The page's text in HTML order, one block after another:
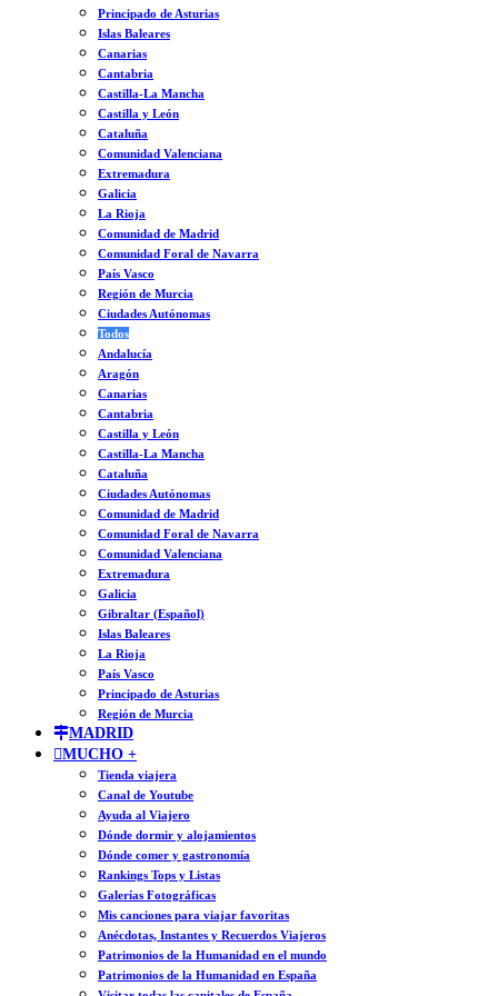
Principado de Asturias
Islas Baleares
Canarias
Cantabria
Castilla-La Mancha
Castilla y León
Cataluña
Comunidad Valenciana
Extremadura
Galicia
La Rioja
Comunidad de Madrid
Comunidad Foral de Navarra
País Vasco
Región de Murcia
Ciudades Autónomas
Todos
Andalucía
Aragón
Canarias
Cantabria
Castilla y León
Castilla-La Mancha
Cataluña
Ciudades Autónomas
Comunidad de Madrid
Comunidad Foral de Navarra
Comunidad Valenciana
Extremadura
Galicia
Gibraltar (Español)
Islas Baleares
La Rioja
País Vasco
Principado de Asturias
Región de Murcia
MADRID
MUCHO +
Tienda viajera
Canal de Youtube
Ayuda al Viajero
Dónde dormir y alojamientos
Dónde comer y gastronomía
Rankings Tops y Listas
Galerías Fotográficas
Mis canciones para viajar favoritas
Anécdotas, Instantes y Recuerdos Viajeros
Patrimonios de la Humanidad en el mundo
Patrimonios de la Humanidad en España